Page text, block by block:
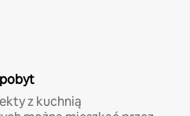
z kuchnią